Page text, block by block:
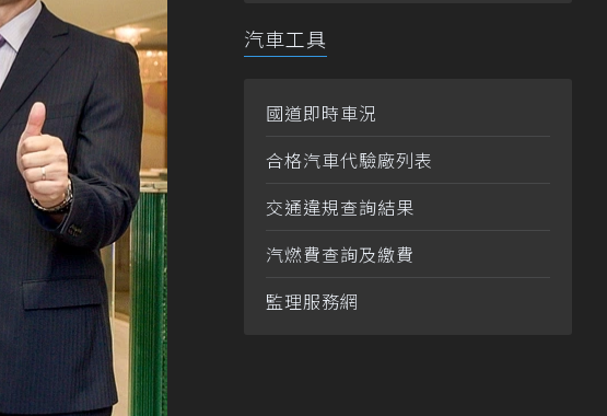
汽車工具
國道即時車況
合格汽車代驗廠列表
交通違規查詢結果
汽燃費查詢及繳費
監理服務網